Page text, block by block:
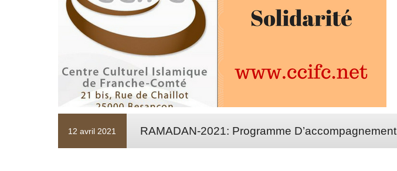
12 avril 2021 RAMADAN-2021: Programme D’accompagnement